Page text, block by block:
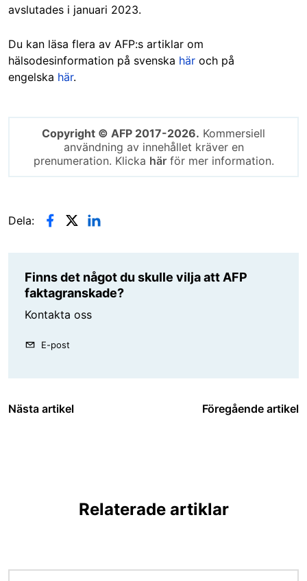
avslutades i januari 2023.
Du kan läsa flera av AFP:s artiklar om
hälsodesinformation på svenska här och på
engelska här.
Copyright © AFP 2017-2026. Kommersiell
användning av innehållet kräver en
prenumeration. Klicka härför mer information.
Dela:
Finns det något du skulle vilja att AFP
faktagranskade?
Kontakta oss
E-post
Nästa artikel Föregående artikel
Relaterade artiklar